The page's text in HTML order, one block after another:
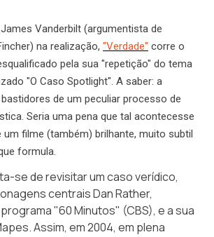
Vanderbilt (argumentista de
na realização, "Verdade" corre o
pela sua "repetição" do tema
"O Caso Spotlight". A saber: a
de um peculiar processo de
Seria uma pena que tal acontecesse
filme (também) brilhante, muito subtil
formula.
se de revisitar um caso verídico,
centrais Dan Rather,
"60 Minutos" (CBS), e a sua
Assim, em 2004, em plena